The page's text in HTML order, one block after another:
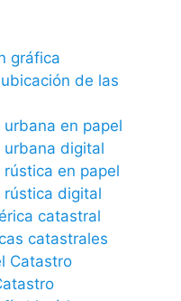
gráfica
de las
en papel
digital
en papel
digital
catastral
catastrales
Catastro